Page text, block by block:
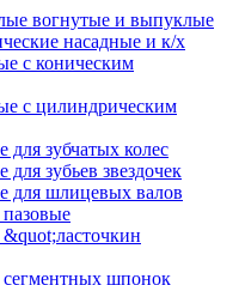
вогнутые и выпуклые
насадные и к/х
с коническим
с цилиндрическим
зубчатых колес
зубьев звездочек
для шлицевых валов
сегментных шпонок